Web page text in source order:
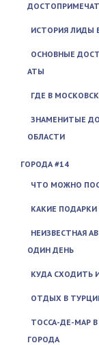
ИСТОРИЯ ЛИДЫ
ОСНОВНЫЕ
АТЫ
ГДЕ В
ЗНАМЕНИТЫЕ
ОБЛАСТИ
ГОРОДА #14
ЧТО МОЖНО
КАКИЕ
НЕИЗВЕСТНАЯ
ОДИН ДЕНЬ
КУДА СХОДИТЬ
ОТДЫХ В
ТОССА-ДЕ-МАР
ГОРОДА